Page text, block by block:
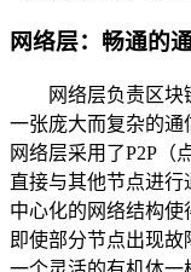
网络层：畅通的
网络层负责区
一张庞大而复杂的通
网络层采用了P2P（
直接与其他节点进
中心化的网络结构使
即使部分节点出现